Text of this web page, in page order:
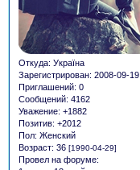
Откуда: Україна
Зарегистрирован: 2008-09-19
Приглашений: 0
Сообщений: 4162
Уважение: +1882
Позитив: +2012
Пол: Женский
Возраст: 36 [1990-04-29]
Провел на форуме: